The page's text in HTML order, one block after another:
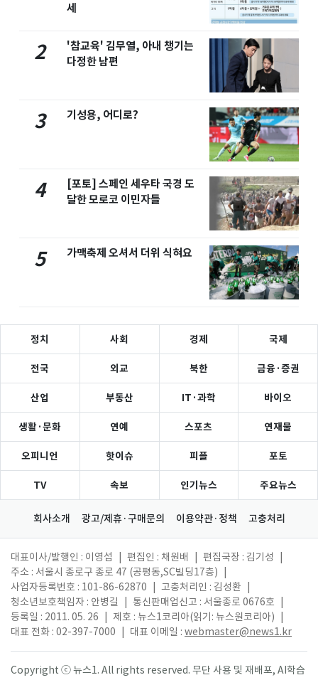
세
2
'참교육' 김무열, 아내 챙기는
다정한 남편
3 기성용, 어디로?
4
[포토] 스페인 세우타 국경 도
달한 모로코 이민자들
5 가맥축제 오셔서 더위 식혀요
정치 사회 경제 국제
전국 외교 북한 금융·증권
산업 부동산 IT·과학 바이오
생활·문화 연예 스포츠 연재물
오피니언 핫이슈 피플 포토
TV 속보 인기뉴스 주요뉴스
회사소개 광고/제휴·구매문의 이용약관·정책 고충처리
대표이사/발행인 : 이영섭 편집인 : 채원배 편집국장 : 김기성
주소 : 서울시 종로구 종로 47 (공평동,SC빌딩17층)
사업자등록번호 : 101-86-62870
고충처리인 : 김성환
청소년보호책임자 : 안병길
통신판매업신고 : 서울종로 0676호
등록일 : 2011. 05. 26
제호 : 뉴스1코리아(읽기: 뉴스원코리아)
대표 전화 : 02-397-7000
대표 이메일 : webmaster@news1.kr
Copyright ⓒ 뉴스1. All rights reserved. 무단 사용 및 재배포, AI학습